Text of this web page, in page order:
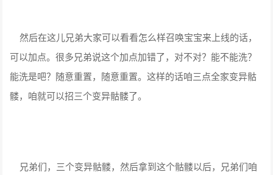
然后在这儿兄弟大家可以看看怎么样召唤宝宝来上线的话，
可以加点。很多兄弟说这个加点加错了，对不对？能不能洗？
能洗是吧？随意重置，随意重置。这样的话咱三点全家变异骷
髅，咱就可以招三个变异骷髅了。
兄弟们，三个变异骷髅，然后拿到这个骷髅以后，兄弟们咱